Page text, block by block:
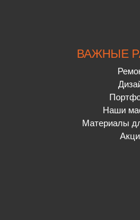
ВАЖНЫЕ
Наши
Материалы